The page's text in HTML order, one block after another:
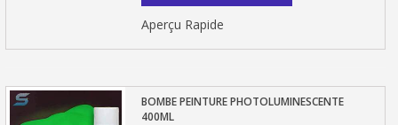
Aperçu Rapide
BOMBE PEINTURE PHOTOLUMINESCENTE
400ML